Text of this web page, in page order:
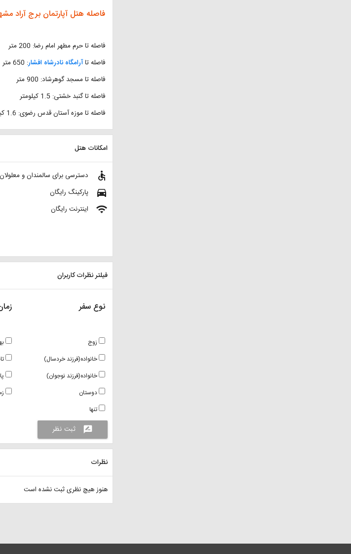
فاصله هتل آپارتمان برج آراد
فاصله تا حرم مطهر امام رضا: 200 متر
فاصله تاآرامگاه نادرشاه افشار: 650 متر
فاصله تا مسجد گوهرشاد: 900 متر
فاصله تا گنبد خشتی: 1.5 کیلومتر
فاصله تا موزه آستان قدس رضوی: 1.6 کیلومتر
امکانات هتل
accessible دسترسی برای سالمندان و معلولان
directions_car پارکینگ رایگان
wifi اینترنت رایگان
فیلتر نظرات کاربران
نوع سفر
زوج
خانواده(فرزند خردسال)
خانواده(فرزند نوجوان)
دوستان
تنها
rate_review
ثبت نظر
نظرات
هنوز هیچ نظری ثبت نشده است